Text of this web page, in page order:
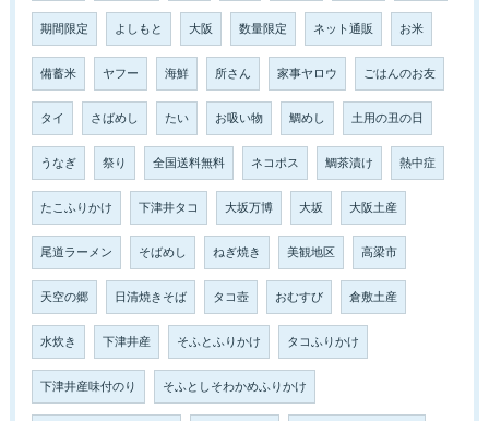
期間限定 よしもと 大阪 数量限定 ネット通販 お米
備蓄米 ヤフー 海鮮 所さん 家事ヤロウ ごはんのお友
タイ さばめし たい お吸い物 鯛めし 土用の丑の日
うなぎ 祭り 全国送料無料 ネコポス 鯛茶漬け 熱中症
たこふりかけ 下津井タコ 大坂万博 大坂 大阪土産
尾道ラーメン そばめし ねぎ焼き 美観地区 高梁市
天空の郷 日清焼きそば タコ壺 おむすび 倉敷土産
水炊き 下津井産 そふとふりかけ タコふりかけ
下津井産味付のり そふとしそわかめふりかけ